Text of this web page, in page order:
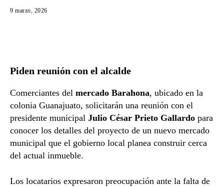
9 marzo, 2026
Piden reunión con el alcalde
Comerciantes del mercado Barahona, ubicado en la
colonia Guanajuato, solicitarán una reunión con el
presidente municipal Julio César Prieto Gallardo para
conocer los detalles del proyecto de un nuevo mercado
municipal que el gobierno local planea construir cerca
del actual inmueble.
Los locatarios expresaron preocupación ante la falta de